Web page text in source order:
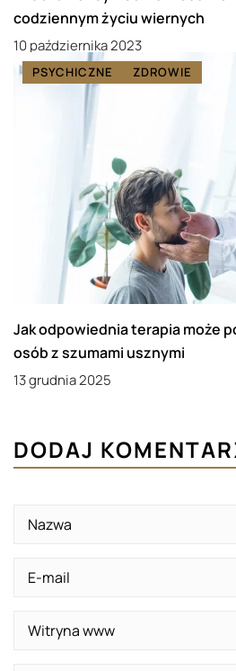
codziennym życiu wiernych
10 października 2023
PSYCHICZNE ZDROWIE
Jak odpowiednia terapia może
osób z szumami usznymi
13 grudnia 2025
DODAJ